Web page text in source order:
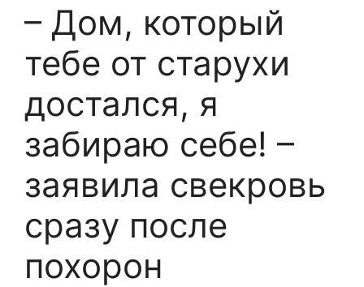
– Дом, который
тебе от старухи
достался, я
забираю себе! –
заявила свекровь
сразу после
похорон